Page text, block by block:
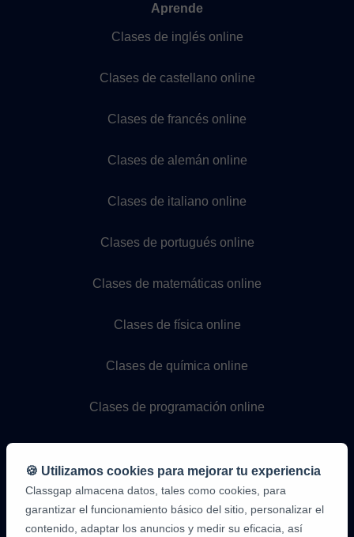
Aprende
Clases de inglés online
Clases de castellano online
Clases de francés online
Clases de alemán online
Clases de italiano online
Clases de portugués online
Clases de matemáticas online
Clases de física online
Clases de química online
Clases de programación online
🍪 Utilizamos cookies para mejorar tu experiencia
Classgap almacena datos, tales como cookies, para
garantizar el funcionamiento básico del sitio, personalizar el
contenido, adaptar los anuncios y medir su eficacia, así